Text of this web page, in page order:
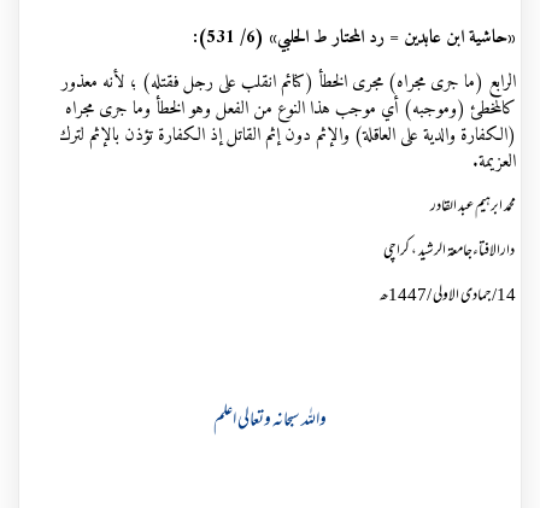
«حاشية ابن عابدين = رد المحتار ط الحلبي» (6/ 531):
الرابع (ما جرى مجراه) مجرى الخطأ (كنائم انقلب على رجل فقتله) ؛ لأنه معذور
كالمخطئ (وموجبه) أي موجب هذا النوع من الفعل وهو الخطأ وما جرى مجراه
(الكفارة والدية على العاقلة) والإثمدونإثمالقاتل إذ الكفارة تؤذن بالإثم لترك
العزيمة.
محمد ابرہیم عبد القادر
دارالافتاءجامعۃ الرشید ، کراچی
14/جمادی الاولی /7144ھ
واللہ سبحانہ وتعالی اعلم